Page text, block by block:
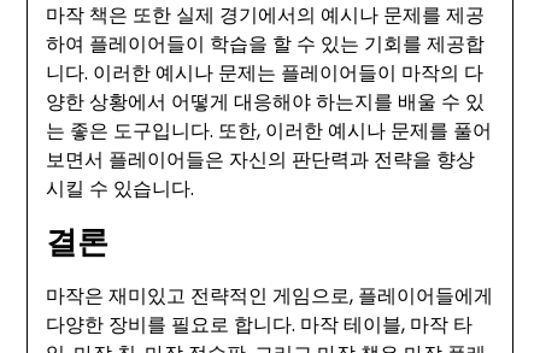
마작 책은 또한 실제 경기에서의 예시나 문제를 제공
하여 플레이어들이 학습을 할 수 있는 기회를 제공합
니다. 이러한 예시나 문제는 플레이어들이 마작의 다
양한 상황에서 어떻게 대응해야 하는지를 배울 수 있
는 좋은 도구입니다. 또한, 이러한 예시나 문제를 풀어
보면서 플레이어들은 자신의 판단력과 전략을 향상
시킬 수 있습니다.
결론
마작은 재미있고 전략적인 게임으로, 플레이어들에게
다양한 장비를 필요로 합니다. 마작 테이블, 마작 타